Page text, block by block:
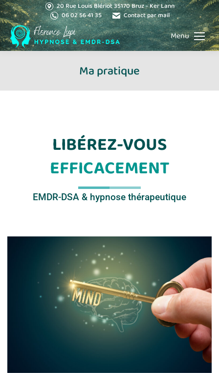
20 Rue Louis Blériot 35170 Bruz - Ker Lann
06 02 56 41 35
Contact par mail
Menu
Ma pratique
LIBÉREZ-VOUS
EFFICACEMENT
EMDR-DSA & hypnose thérapeutique